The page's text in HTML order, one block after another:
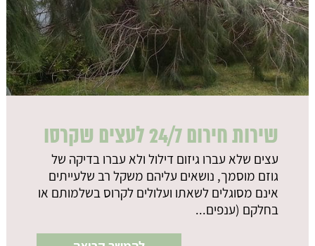
שירות חירום 24/7 לעצים שקרסו
עצים שלא עברו גיזום דילול ולא עברו בדיקה של
גוזם מוסמך, נושאים עליהם משקל רב שלעייתים
אינם מסוגלים לשאתו ועלולים לקרוס בשלמותם או
בחלקם (ענפים...